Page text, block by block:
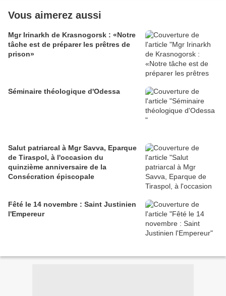
Vous aimerez aussi
Mgr Irinarkh de Krasnogorsk : «Notre
tâche est de préparer les prêtres de
prison»
Séminaire théologique d'Odessa
Salut patriarcal à Mgr Savva, Eparque
de Tiraspol, à l'occasion du
quinzième anniversaire de la
Consécration épiscopale
Fêté le 14 novembre : Saint Justinien
l'Empereur